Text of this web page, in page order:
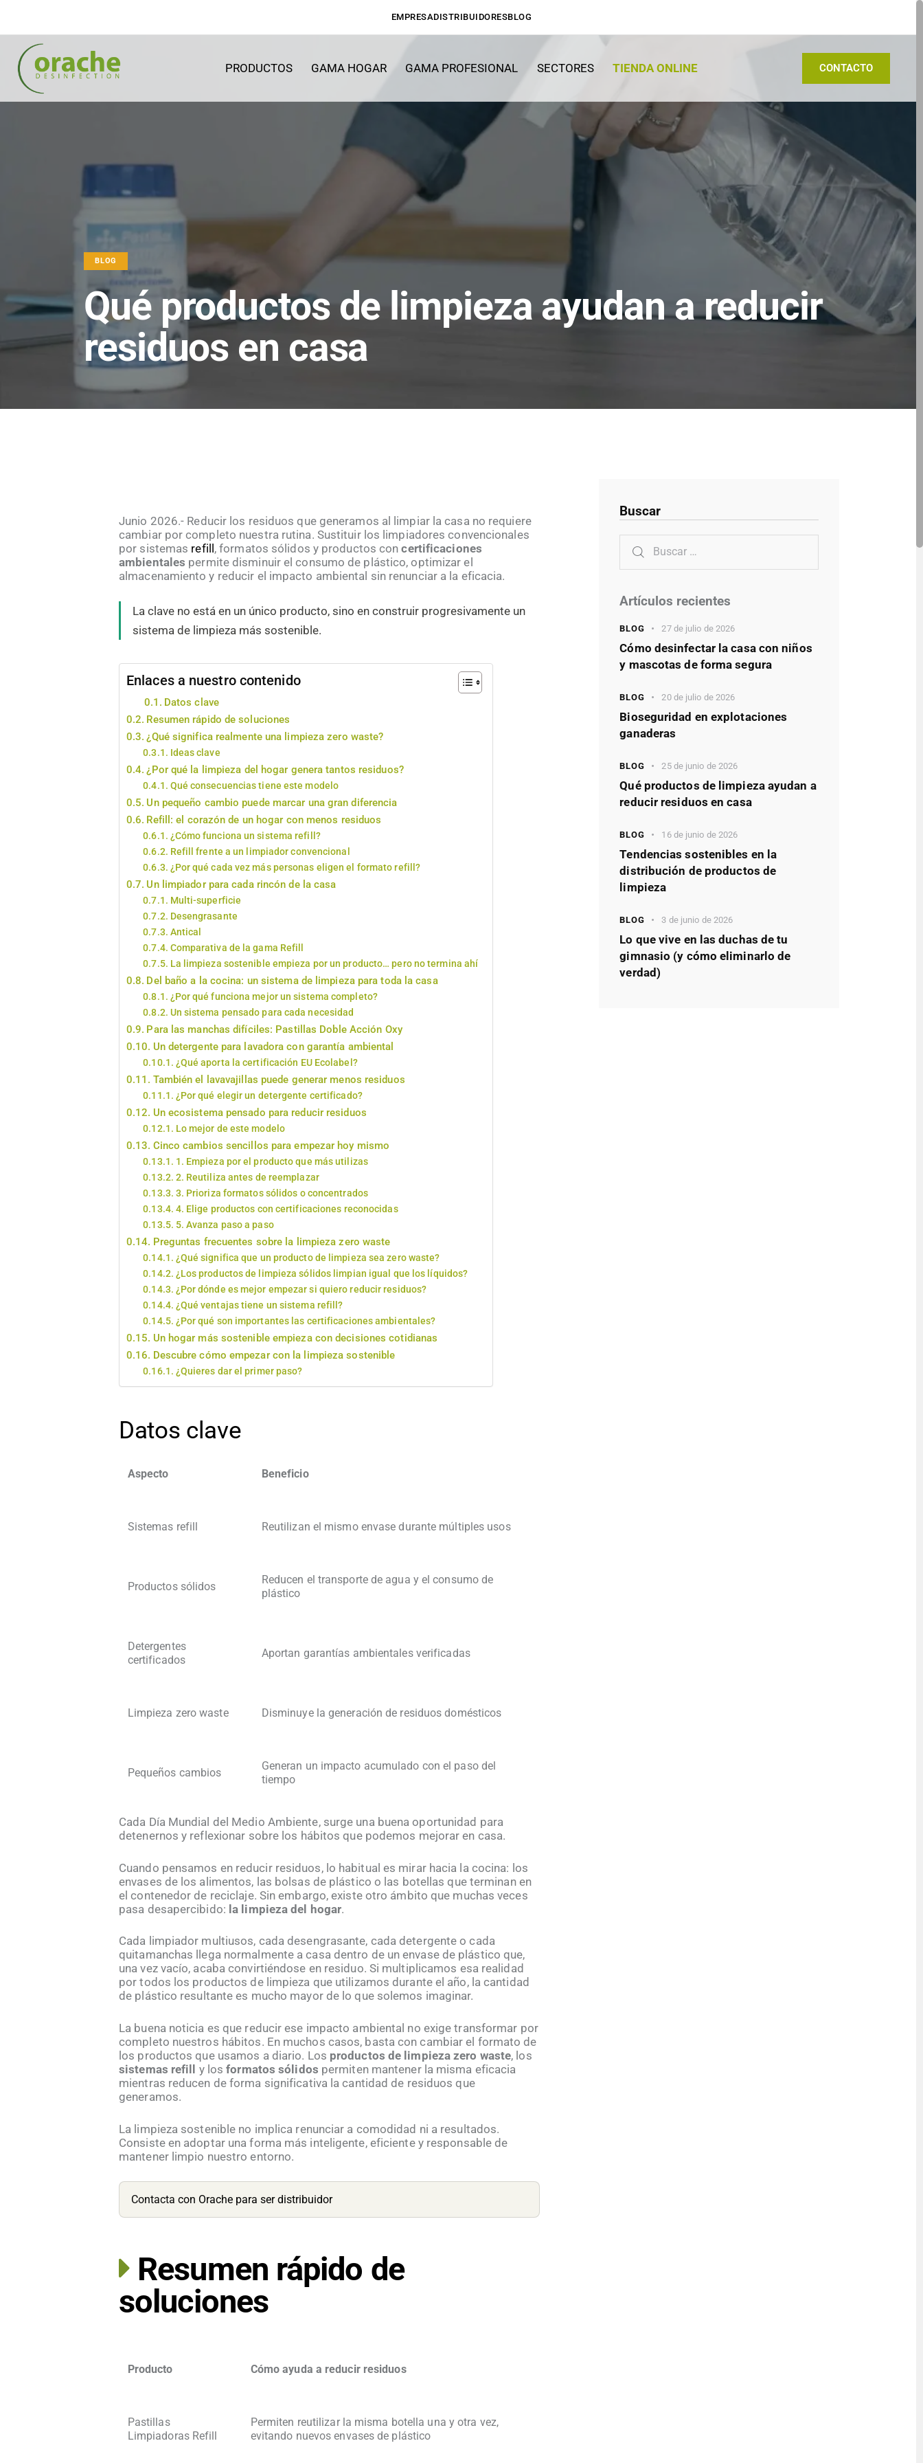
EMPRESADISTRIBUIDORESBLOG
PRODUCTOS GAMA HOGAR GAMA PROFESIONAL SECTORES TIENDA ONLINE CONTACTO
BLOG
Qué productos de limpieza ayudan a reducir
residuos en casa
Junio 2026.- Reducir los residuos que generamos al limpiar la casa no requiere
cambiar por completo nuestra rutina. Sustituir los limpiadores convencionales
por sistemas refill , formatos sólidos y productos concertificaciones
ambientales permite disminuir el consumo de plástico, optimizar el
almacenamiento y reducir el impacto ambiental sin renunciar a la eficacia.
La clave no está en un único producto, sino en construir progresivamente un
sistema de limpieza más sostenible.
Enlaces a nuestro contenido
Datos clave
Resumen rápido de soluciones
¿Qué significa realmente una limpieza zero waste?
Ideas clave
¿Por qué la limpieza del hogar genera tantos residuos?
Qué consecuencias tiene este modelo
Un pequeño cambio puede marcar una gran diferencia
Refill: el corazón de un hogar con menos residuos
¿Cómo funciona un sistema refill?
Refill frente a un limpiador convencional
¿Por qué cada vez más personas eligen el formato refill?
Un limpiador para cada rincón de la casa
Multi-superficie
Desengrasante
Antical
Comparativa de la gama Refill
La limpieza sostenible empieza por un producto… pero no termina ahí
Del baño a la cocina: un sistema de limpieza para toda la casa
¿Por qué funciona mejor un sistema completo?
Un sistema pensado para cada necesidad
Para las manchas difíciles: Pastillas Doble Acción Oxy
Un detergente para lavadora con garantía ambiental
¿Qué aporta la certificación EU Ecolabel?
También el lavavajillas puede generar menos residuos
¿Por qué elegir un detergente certificado?
Un ecosistema pensado para reducir residuos
Lo mejor de este modelo
Cinco cambios sencillos para empezar hoy mismo
1. Empieza por el producto que más utilizas
2. Reutiliza antes de reemplazar
3. Prioriza formatos sólidos o concentrados
4. Elige productos con certificaciones reconocidas
5. Avanza paso a paso
Preguntas frecuentes sobre la limpieza zero waste
¿Qué significa que un producto de limpieza sea zero waste?
¿Los productos de limpieza sólidos limpian igual que los líquidos?
¿Por dónde es mejor empezar si quiero reducir residuos?
¿Qué ventajas tiene un sistema refill?
¿Por qué son importantes las certificaciones ambientales?
Un hogar más sostenible empieza con decisiones cotidianas
Descubre cómo empezar con la limpieza sostenible
¿Quieres dar el primer paso?
Datos clave
Aspecto Beneficio
Sistemas refill Reutilizan el mismo envase durante múltiples usos
Productos sólidos
Reducen el transporte de agua y el consumo de
plástico
Detergentes
certificados
Aportan garantías ambientales verificadas
Limpieza zero waste Disminuye la generación de residuos domésticos
Pequeños cambios
Generan un impacto acumulado con el paso del
tiempo
Cada Día Mundial del Medio Ambiente, surge una buena oportunidad para
detenernos y reflexionar sobre los hábitos que podemos mejorar en casa.
Cuando pensamos en reducir residuos, lo habitual es mirar hacia la cocina: los
envases de los alimentos, las bolsas de plástico o las botellas que terminan en
el contenedor de reciclaje. Sin embargo, existe otro ámbito que muchas veces
pasa desapercibido: la limpieza del hogar.
Cada limpiador multiusos, cada desengrasante, cada detergente o cada
quitamanchas llega normalmente a casa dentro de un envase de plástico que,
una vez vacío, acaba convirtiéndose en residuo. Si multiplicamos esa realidad
por todos los productos de limpieza que utilizamos durante el año, la cantidad
de plástico resultante es mucho mayor de lo que solemos imaginar.
La buena noticia es que reducir ese impacto ambiental no exige transformar por
completo nuestros hábitos. En muchos casos, basta con cambiar el formato de
los productos que usamos a diario. Los productos de limpieza zero waste, los
sistemas refill y losformatos sólidos permiten mantener la misma eficacia
mientras reducen de forma significativa la cantidad de residuos que
generamos.
La limpieza sostenible no implica renunciar a comodidad ni a resultados.
Consiste en adoptar una forma más inteligente, eficiente y responsable de
mantener limpio nuestro entorno.
Contacta con Orache para ser distribuidor
Resumen rápido de
soluciones
Producto Cómo ayuda a reducir residuos
Pastillas
Limpiadoras Refill
Permiten reutilizar la misma botella una y otra vez,
evitando nuevos envases de plástico
Buscar
Artículos recientes
BLOG 27 de julio de 2026
Cómo desinfectar la casa con niños
y mascotas de forma segura
BLOG 20 de julio de 2026
Bioseguridad en explotaciones
ganaderas
BLOG 25 de junio de 2026
Qué productos de limpieza ayudan a
reducir residuos en casa
BLOG 16 de junio de 2026
Tendencias sostenibles en la
distribución de productos de
limpieza
BLOG 3 de junio de 2026
Lo que vive en las duchas de tu
gimnasio (y cómo eliminarlo de
verdad)